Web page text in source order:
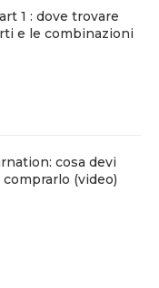
1 : dove trovare
e le combinazioni
cosa devi
(video)